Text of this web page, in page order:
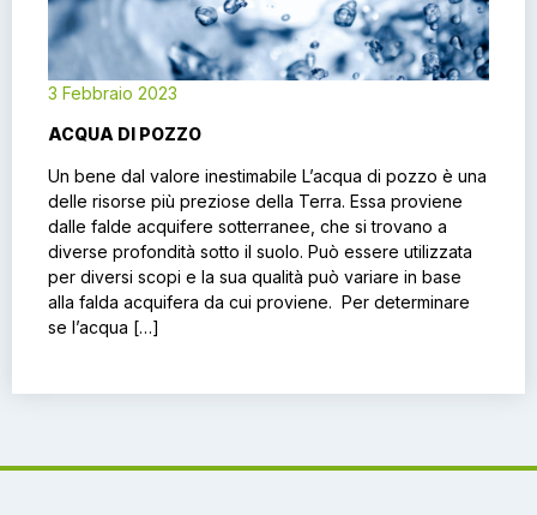
3 Febbraio 2023
ACQUA DI POZZO
Un bene dal valore inestimabile L’acqua di pozzo è una
delle risorse più preziose della Terra. Essa proviene
dalle falde acquifere sotterranee, che si trovano a
diverse profondità sotto il suolo. Può essere utilizzata
per diversi scopi e la sua qualità può variare in base
alla falda acquifera da cui proviene. Per determinare
se l’acqua […]